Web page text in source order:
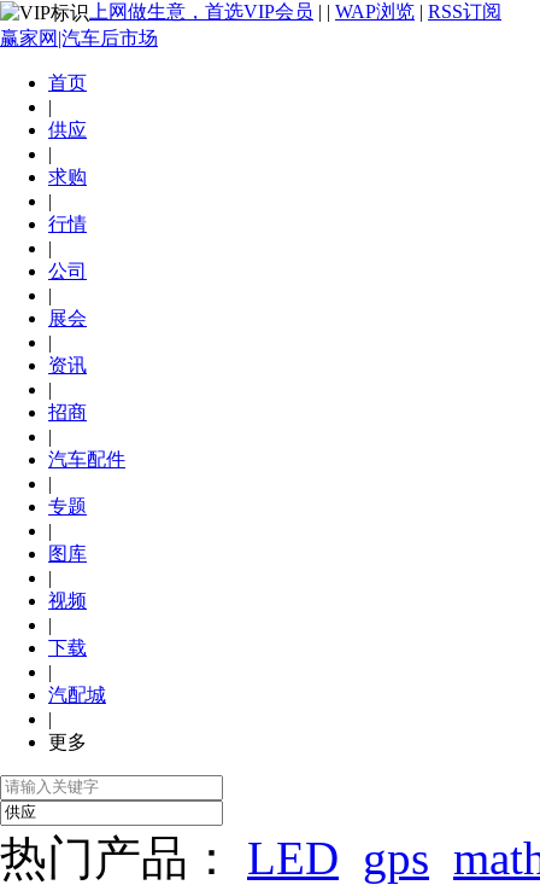
上网做生意，首选VIP会员 | | WAP浏览 | RSS订阅
赢家网|汽车后市场
首页
|
供应
|
求购
|
行情
|
公司
|
展会
|
资讯
|
招商
|
汽车配件
|
专题
|
图库
|
视频
|
下载
|
汽配城
|
更多
热门产品： LED gps